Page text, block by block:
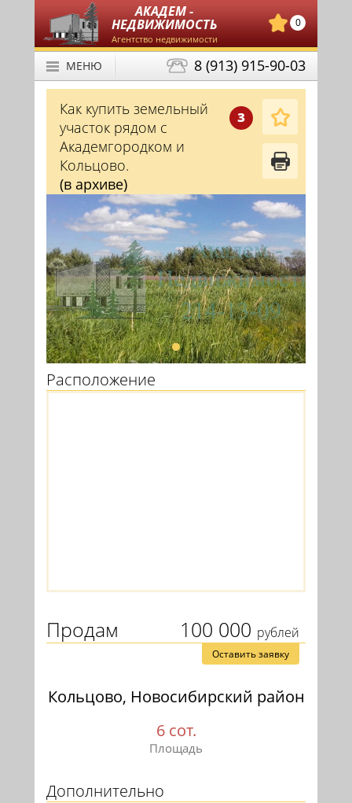
АКАДЕМ -
НЕДВИЖИМОСТЬ
Агентство недвижимости
0
8 (913) 915-90-03
МЕНЮ
З
Как купить земельный
участок рядом с
Академгородком и
Кольцово.
(в архиве)
Расположение
100 000 рублей
Продам
Оставить заявку
Кольцово, Новосибирский район
6 сот.
Площадь
Дополнительно